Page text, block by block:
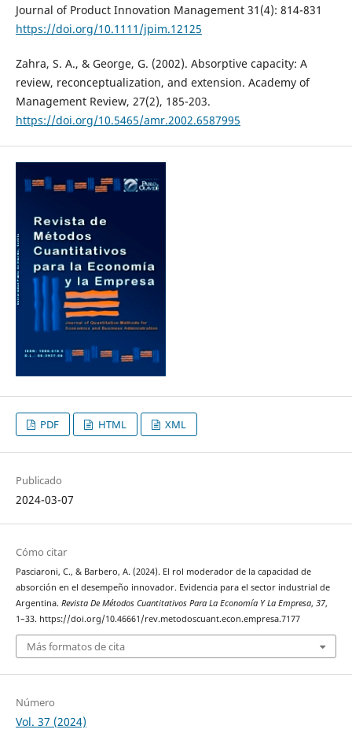
Journal of Product Innovation Management 31(4): 814-831
https://doi.org/10.1111/jpim.12125
Zahra, S. A., & George, G. (2002). Absorptive capacity: A
review, reconceptualization, and extension. Academy of
Management Review, 27(2), 185-203.
https://doi.org/10.5465/amr.2002.6587995
PDF HTML XML
Publicado
2024-03-07
Cómo citar
Pasciaroni, C., & Barbero, A. (2024). El rol moderador de la capacidad de
absorción en el desempeño innovador. Evidencia para el sector industrial de
Argentina. Revista De Métodos Cuantitativos Para La Economía Y La Empresa, 37,
1–33. https://doi.org/10.46661/rev.metodoscuant.econ.empresa.7177
Más formatos de cita
Número
Vol. 37 (2024)